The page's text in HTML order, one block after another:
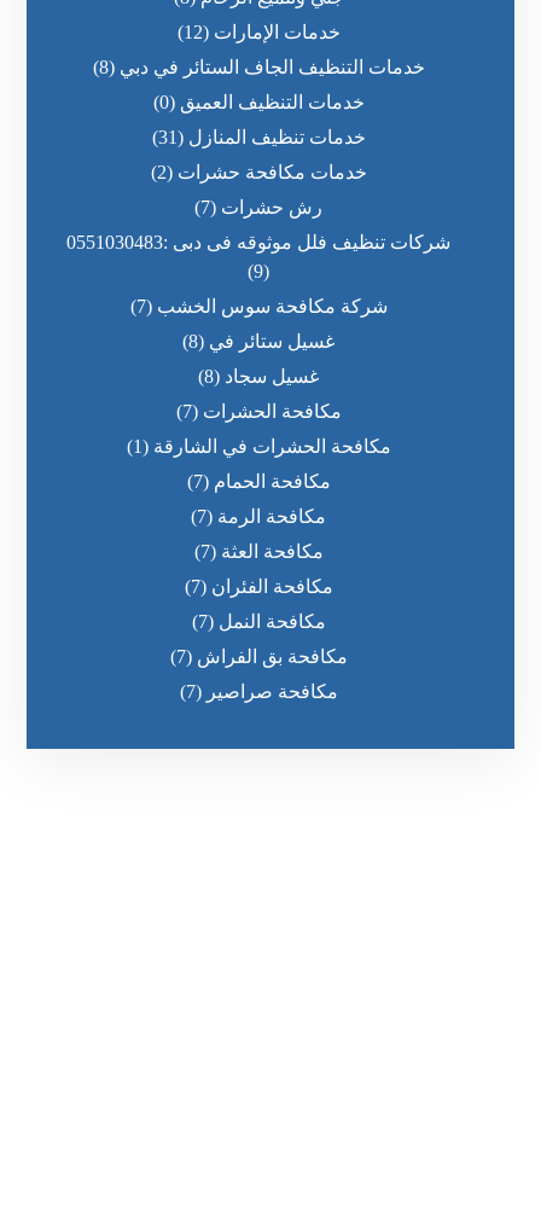
خدمات الإمارات (12)
خدمات التنظيف الجاف الستائر في دبي (8)
خدمات التنظيف العميق (0)
خدمات تنظيف المنازل (31)
خدمات مكافحة حشرات (2)
رش حشرات (7)
شركات تنظيف فلل موثوقه فى دبى :0551030483
(9)
شركة مكافحة سوس الخشب (7)
غسيل ستائر في (8)
غسيل سجاد (8)
مكافحة الحشرات (7)
مكافحة الحشرات في الشارقة (1)
مكافحة الحمام (7)
مكافحة الرمة (7)
مكافحة العثة (7)
مكافحة الفئران (7)
مكافحة النمل (7)
مكافحة بق الفراش (7)
مكافحة صراصير (7)